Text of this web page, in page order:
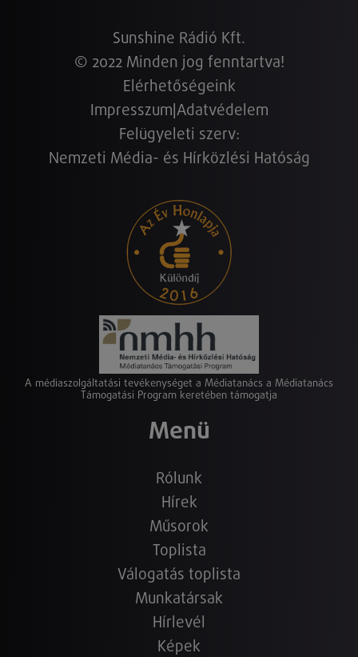
Sunshine Rádió Kft.
© 2022 Minden jog fenntartva!
Elérhetőségeink
Impresszum Adatvédelem
Felügyeleti szerv:
Nemzeti Média- és Hírközlési Hatóság
A médiaszolgáltatási tevékenységet a Médiatanács a Médiatanács
Támogatási Program keretében támogatja
Menü
Rólunk
Hírek
Műsorok
Toplista
Válogatás toplista
Munkatársak
Hírlevél
Képek